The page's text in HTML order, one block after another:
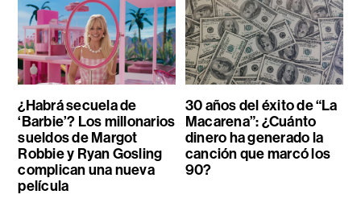
¿Habrá secuela de
‘Barbie’? Los millonarios
sueldos de Margot
Robbie y Ryan Gosling
complican una nueva
película
30 años del éxito de “La
Macarena”: ¿Cuánto
dinero ha generado la
canción que marcó los
90?